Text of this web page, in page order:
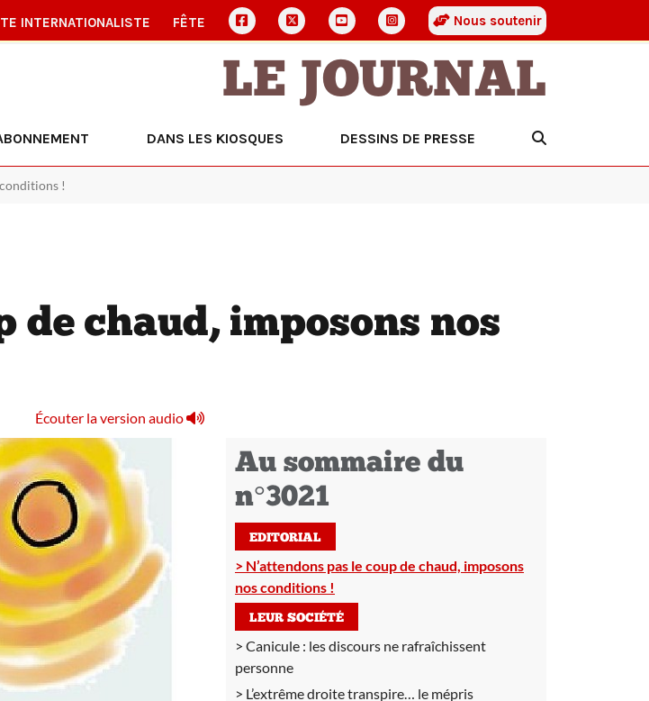
INTERNATIONALISTE FÊTE Nous soutenir
LE JOURNAL
DANS LES KIOSQUES DESSINS DE PRESSE
!
de chaud, imposons nos
Écouter la version audio
Au sommaire du
n°3021
EDITORIAL
N’attendons pas le coup de chaud, imposons
nos conditions !
LEUR SOCIÉTÉ
Canicule : les discours ne rafraîchissent
personne
L’extrême droite transpire… le mépris